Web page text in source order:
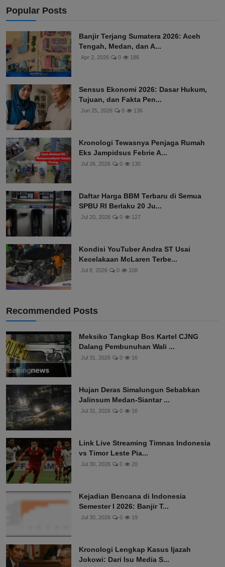
Popular Posts
Banjir Terjang Sumatera 2026: Aceh
Tengah, Medan, dan A...
Apr 2, 2026 0 186
Sensus Ekonomi 2026: Dasar Hukum,
Tujuan, dan Fakta Pen...
Jun 25, 2026 0 136
Kronologi Tewasnya Penjaga Rumah
Eks Jampidsus Febrie A...
Jul 26, 2026 0 130
Daftar Harga BBM Terbaru di Semua
SPBU RI Berlaku 20 Ju...
Jul 20, 2026 0 127
Kondisi YouTuber Andra ST Usai
Kecelakaan McLaren Terbe...
Jul 8, 2026 0 108
Recommended Posts
Meksiko Tangkap Bos Kartel CJNG
Dalang Pembunuhan Wali ...
Jul 31, 2026 0 16
Hujan Deras Simalungun Sebabkan
Jalinsum Medan-Siantar ...
Jul 31, 2026 0 16
Link Live Streaming Timnas Indonesia
vs Timor Leste Pia...
Jul 30, 2026 0 20
Kejadian Bencana di Indonesia
Semester I 2026: Banjir T...
Jul 30, 2026 0 19
Kronologi Lengkap Kasus Ijazah
Jokowi: Dari Isu Media S...